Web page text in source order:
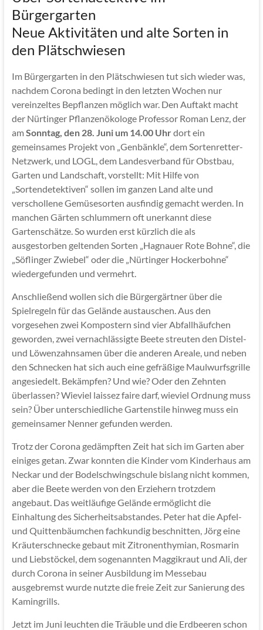
Bürgergarten
Neue Aktivitäten und alte Sorten in
den Plätschwiesen
Im Bürgergarten in den Plätschwiesen tut sich wieder was,
nachdem Corona bedingt in den letzten Wochen nur
vereinzeltes Bepflanzen möglich war. Den Auftakt macht
der Nürtinger Pflanzenökologe Professor Roman Lenz, der
amSonntag, den 28. Juni um 14.00 Uhrdort ein
gemeinsames Projekt von „Genbänkle“, dem Sortenretter-
Netzwerk, und LOGL, dem Landesverband für Obstbau,
Garten und Landschaft, vorstellt: Mit Hilfe von
„Sortendetektiven“ sollen im ganzen Land alte und
verschollene Gemüsesorten ausfindig gemacht werden. In
manchen Gärten schlummern oft unerkannt diese
Gartenschätze. So wurden erst kürzlich die als
ausgestorben geltenden Sorten „Hagnauer Rote Bohne“, die
„Söflinger Zwiebel“ oder die „Nürtinger Hockerbohne“
wiedergefunden und vermehrt.
Anschließend wollen sich die Bürgergärtner über die
Spielregeln für das Gelände austauschen. Aus den
vorgesehen zwei Kompostern sind vier Abfallhäufchen
geworden, zwei vernachlässigte Beete streuten den Distel-
und Löwenzahnsamen über die anderen Areale, und neben
den Schnecken hat sich auch eine gefräßige Maulwurfsgrille
angesiedelt. Bekämpfen? Und wie? Oder den Zehnten
überlassen? Wieviel laissez faire darf, wieviel Ordnung muss
sein? Über unterschiedliche Gartenstile hinweg muss ein
gemeinsamer Nenner gefunden werden.
Trotz der Corona gedämpften Zeit hat sich im Garten aber
einiges getan. Zwar konnten die Kinder vom Kinderhaus am
Neckar und der Bodelschwingschule bislang nicht kommen,
aber die Beete werden von den Erziehern trotzdem
angebaut. Das weitläufige Gelände ermöglicht die
Einhaltung des Sicherheitsabstandes. Peter hat die Apfel-
und Quittenbäumchen fachkundig beschnitten, Jörg eine
Kräuterschnecke gebaut mit Zitronenthymian, Rosmarin
und Liebstöckel, dem sogenannten Maggikraut und Ali, der
durch Corona in seiner Ausbildung im Messebau
ausgebremst wurde nutzte die freie Zeit zur Sanierung des
Kamingrills.
Jetzt im Juni leuchten die Träuble und die Erdbeeren schon